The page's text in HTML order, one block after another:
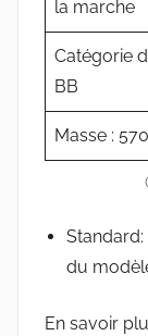
la marche
Catégorie
BB
Masse : 570
du
En savoir